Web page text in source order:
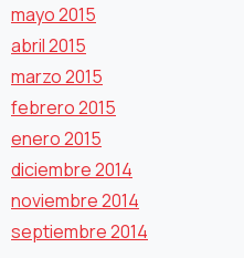
mayo 2015
abril 2015
marzo 2015
febrero 2015
enero 2015
diciembre 2014
noviembre 2014
septiembre 2014